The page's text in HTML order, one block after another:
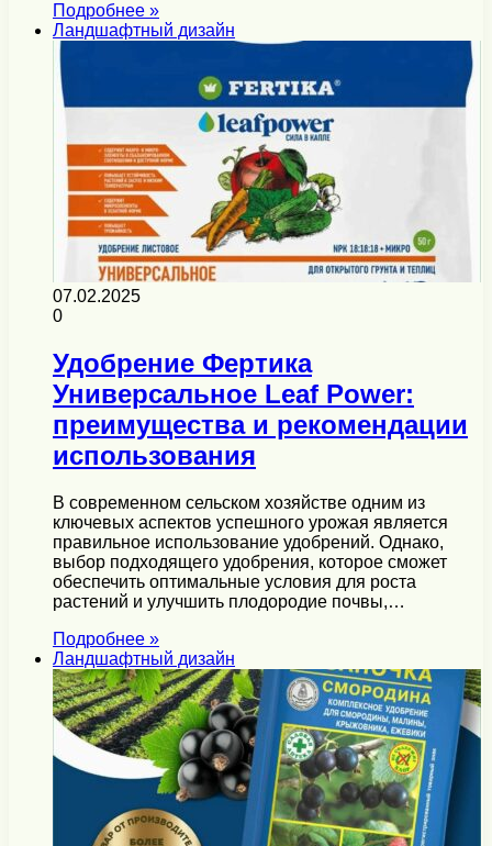
Подробнее »
Ландшафтный дизайн
07.02.2025
0
Удобрение Фертика
Универсальное Leaf Power:
преимущества и рекомендации
использования
В современном сельском хозяйстве одним из
ключевых аспектов успешного урожая является
правильное использование удобрений. Однако,
выбор подходящего удобрения, которое сможет
обеспечить оптимальные условия для роста
растений и улучшить плодородие почвы,…
Подробнее »
Ландшафтный дизайн